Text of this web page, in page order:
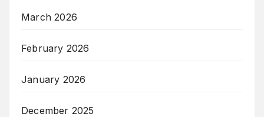
March 2026
February 2026
January 2026
December 2025